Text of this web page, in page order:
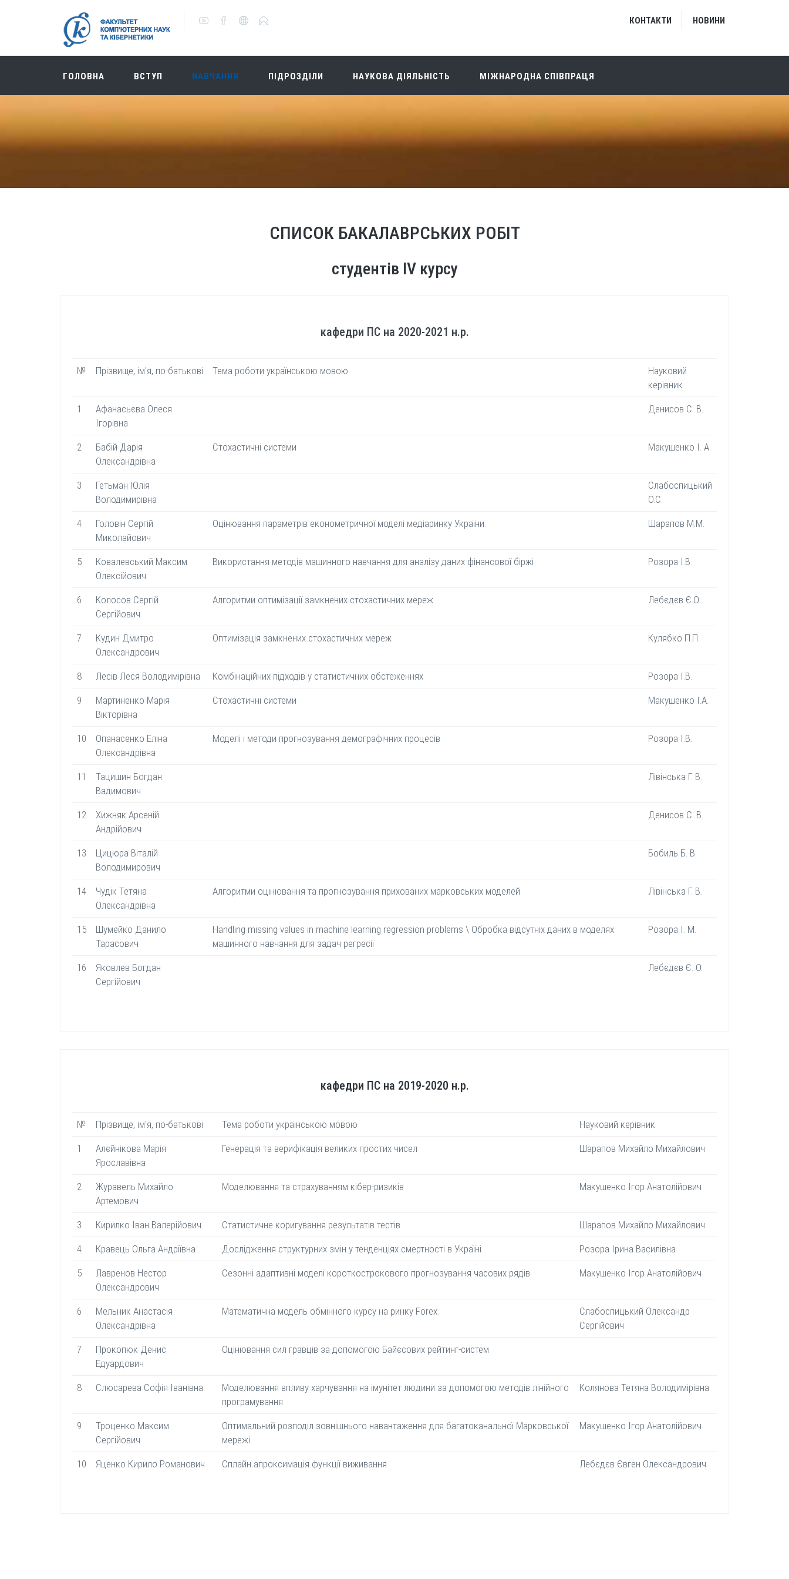
КОНТАКТИ НОВИНИ
ГОЛОВНА ВСТУП НАВЧАННЯ ПІДРОЗДІЛИ НАУКОВА ДІЯЛЬНІСТЬ МІЖНАРОДНА СПІВПРАЦЯ
СПИСОК БАКАЛАВРСЬКИХ РОБІТ
студентів ІV курсу
кафедри ПС на 2020-2021 н.р.
№ Прізвище, ім'я, по-батькові Тема роботи українською мовою
Науковий
керівник
1
Афанасьєва Олеся
Ігорівна
Денисов С. В.
2
Бабій Дарія
Олександрівна
Стохастичні системи Макушенко І. А.
3
Гетьман Юлія
Володимирівна
Слабоспицький
О.С.
4
Головін Сергій
Миколайович
Оцінювання параметрів економетричної моделі медіаринку України. Шарапов М.М.
5
Ковалевський Максим
Олексійович
Використання методів машинного навчання для аналізу даних фінансової біржі Розора І.В.
6
Колосов Сергій
Сергійович
Алгоритми оптимізації замкнених стохастичних мереж Лебєдєв Є.О.
7
Кудин Дмитро
Олександрович
Оптимізація замкнених стохастичних мереж Кулябко П.П.
8 Лесів Леся Володимірівна Комбінаційних підходів у статистичних обстеженнях Розора І.В.
9
Мартиненко Марія
Вікторівна
Стохастичні системи Макушенко І.А.
10
Опанасенко Еліна
Олександрівна
Моделі і методи прогнозування демографічних процесів Розора І.В.
11
Тацишин Богдан
Вадимович
Лівінська Г. В.
12
Хижняк Арсеній
Андрійович
Денисов С. В.
13
Цицюра Віталій
Володимирович
Бобиль Б. В.
14
Чудік Тетяна
Олександрівна
Алгоритми оцінювання та прогнозування прихованих марковських моделей Лівінська Г. В.
15
Шумейко Данило
Тарасович
Handling missing values in machine learning regression problems \ Обробка відсутніх даних в моделях
машинного навчання для задач регресії
Розора І. М.
16
Яковлев Богдан
Сергійович
Лебєдєв Є. О.
кафедри ПС на 2019-2020 н.р.
№ Прізвище, ім'я, по-батькові Тема роботи українською мовою Науковий керівник
1
Алєйнікова Марія
Ярославівна
Генерація та верифікація великих простих чисел Шарапов Михайло Михайлович
2
Журавель Михайло
Артемович
Моделювання та страхуванням кібер-ризиків Макушенко Ігор Анатолійович
3 Кирилко Іван Валерійович Статистичне коригування результатів тестів Шарапов Михайло Михайлович
4 Кравець Ольга Андріївна Дослідження структурних змін у тенденціях смертності в Україні Розора Ірина Василівна
5
Лавренов Нестор
Олександрович
Сезонні адаптивні моделі короткострокового прогнозування часових рядів Макушенко Ігор Анатолійович
6
Мельник Анастасія
Олександрівна
Математична модель обмінного курсу на ринку Forex.
Слабоспицький Олександр
Сергійович
7
Прокопюк Денис
Едуардович
Оцінювання сил гравців за допомогою Байєсових рейтинг-систем
8 Слюсарева Софія Іванівна
Моделювання впливу харчування на імунітет людини за допомогою методів лінійного
програмування
Колянова Тетяна Володимірівна
9
Троценко Максим
Сергійович
Оптимальний розподіл зовнішнього навантаження для багатоканальної Марковської
мережі
Макушенко Ігор Анатолійович
10 Яценко Кирило Романович Сплайн апроксимація функції виживання Лебєдєв Євген Олександрович